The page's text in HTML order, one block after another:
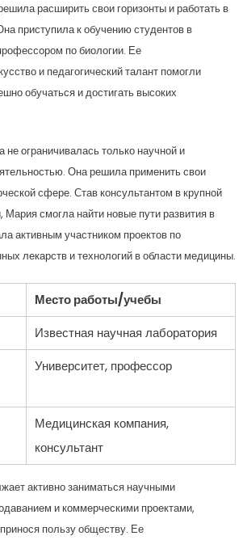
расширить свои горизонты и работать в
приступила к обучению студентов в
по биологии. Ее
и педагогический талант помогли
обучаться и достигать высоких
ограничивалась только научной и
Она решила применить свои
сфере. Став консультантом в крупной
Мария смогла найти новые пути развития в
активным участником проектов по
лекарств и технологий в области медицины.
Место работы/учебы
Известная научная лаборатория
Университет, профессор
Медицинская компания,
консультант
активно заниматься научными
и коммерческими проектами,
пользу обществу. Ее